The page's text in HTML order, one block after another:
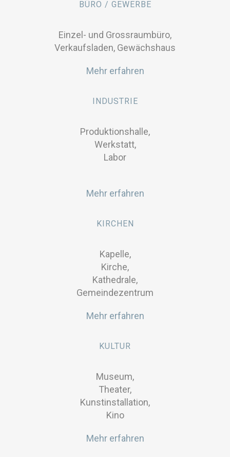
BÜRO / GEWERBE
Einzel- und Grossraumbüro,
Verkaufsladen, Gewächshaus
Mehr erfahren
INDUSTRIE
Produktionshalle,
Werkstatt,
Labor
Mehr erfahren
KIRCHEN
Kapelle,
Kirche,
Kathedrale,
Gemeindezentrum
Mehr erfahren
KULTUR
Museum,
Theater,
Kunstinstallation,
Kino
Mehr erfahren